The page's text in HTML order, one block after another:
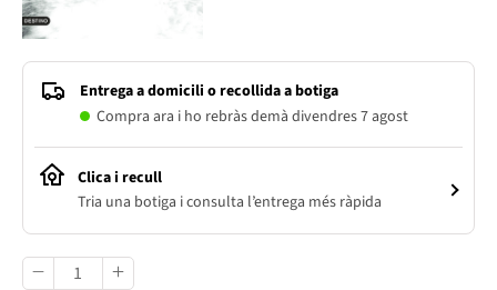
Entrega a domicili o recollida a botiga
Compra ara i ho rebràs demà divendres 7 agost
Clica i recull
Tria una botiga i consulta l’entrega més ràpida